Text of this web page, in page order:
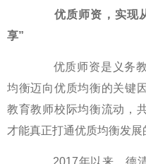
优质师资，实现
享”
优质师资是义务教
均衡迈向优质均衡的关键
教育教师校际均衡流动，
才能真正打通优质均衡发展
2017年以来，德清